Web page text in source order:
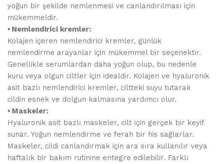
yoğun bir şekilde nemlenmesi ve canlandırılması için
mükemmeldir.
⦁ Nemlendirici kremler:
Kolajen içeren nemlendirici kremler, günlük
nemlendirme arayanlar için mükemmel bir seçenektir.
Genellikle serumlardan daha yoğun olup, bu nedenle
kuru veya olgun ciltler için idealdir. Kolajen ve hyaluronik
asit bazlı nemlendirici kremler, ciltteki suyu tutarak
cildin esnek ve dolgun kalmasına yardımcı olur.
⦁ Maskeler:
Hyaluronik asit bazlı maskeler, cilt için gerçek bir keyif
sunar. Yoğun nemlendirme ve ferah bir his sağlarlar.
Maskeler, cildi canlandırmak için ara sıra kullanılır veya
haftalık bir bakım rutinine entegre edilebilir. Farklı